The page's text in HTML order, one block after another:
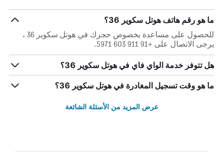
ما هو رقم هاتف هوتل سكوير 36؟
للحصول على مساعدة بخصوص حجزك في هوتل سكوير 36 ،
يرجى الاتصال على +91 911 603 5971.
هل تتوفر خدمة الواي فاي في هوتل سكوير 36؟
ما هو وقت تسجيل المغادرة في هوتل سكوير 36؟
عرض المزيد من الأسئلة الشائعة